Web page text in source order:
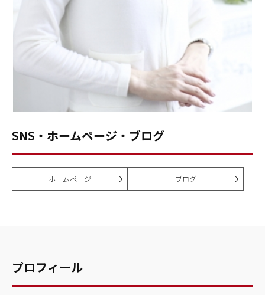
SNS・ホームページ・ブログ
ホームページ ブログ
プロフィール